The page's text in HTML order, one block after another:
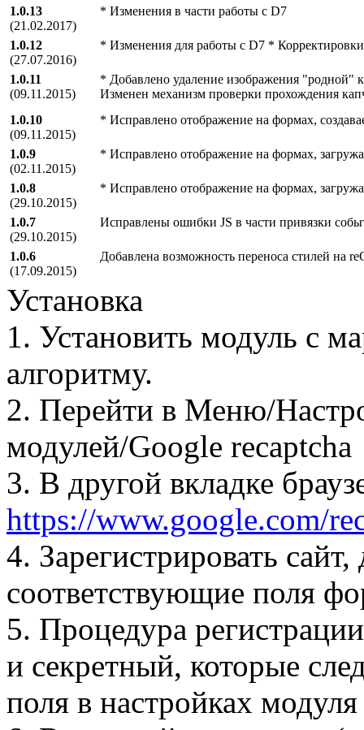
1.0.13
(21.02.2017)
* Изменения в части работы с D7
1.0.12
(27.07.2016)
* Изменения для работы с D7 *
1.0.11
(09.11.2015)
* Добавлено удаление изображения "родной"
Изменен механизм проверки прохождения
1.0.10
(09.11.2015)
* Исправлено отображение на формах,
1.0.9
(02.11.2015)
* Исправлено отображение на формах,
1.0.8
(29.10.2015)
* Исправлено отображение на формах,
1.0.7
(29.10.2015)
Исправлены ошибки JS в части привязки
1.0.6
(17.09.2015)
Добавлена возможность переноса стилей на
Установка
1. Установить модуль с
алгоритму.
2. Перейти в Меню/
модулей/Google recaptcha
3. В другой вкладке
https://www.google.com/
4. Зарегистрировать
соответствующие поля
5. Процедура
и секретный, которые
поля в настройках